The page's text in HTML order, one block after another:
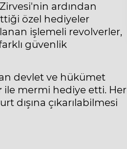
ardından
özel hediyeler
işlemeli revolver ler,
güvenlik
devlet ve hükümet
ile mermi hediye etti. Her
dışına çıkarılabilmesi